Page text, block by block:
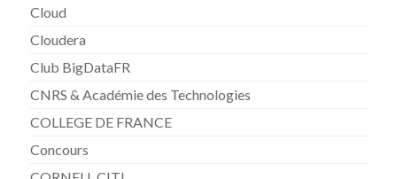
Cloud
Cloudera
Club BigDataFR
CNRS & Académie des Technologies
COLLEGE DE FRANCE
Concours